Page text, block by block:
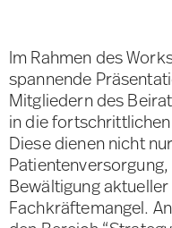
Im Rahmen des
spannende
Mitgliedern des
in die
Diese dienen nicht
Bewältigung
Fachkräftemangel.